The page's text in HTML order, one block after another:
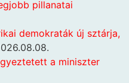
pillanatai
demokraták új sztárja,
a miniszter